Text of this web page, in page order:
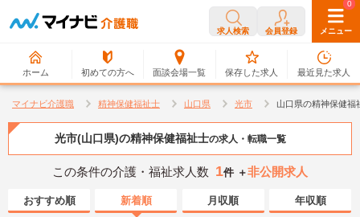
求人検索 会員登録 メニュー
ホーム 初めての方へ 面談会場一覧
0
保存した求人
0
最近見た求人
マイナビ介護職 精神保健福祉士 山口県 光市 山口県の精神保健福
光市(山口県)の精神保健福祉士の求人・転職一覧
この条件の介護・福祉求人数 1件 ＋非公開求人
おすすめ順 新着順 月収順 年収順